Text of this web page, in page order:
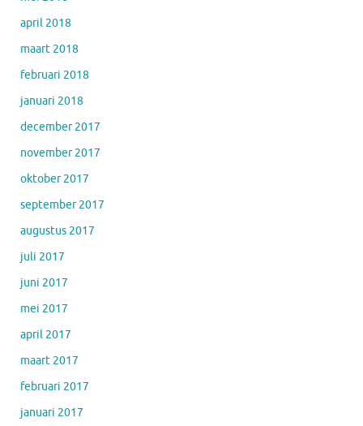
april 2018
maart 2018
februari 2018
januari 2018
december 2017
november 2017
oktober 2017
september 2017
augustus 2017
juli 2017
juni 2017
mei 2017
april 2017
maart 2017
februari 2017
januari 2017